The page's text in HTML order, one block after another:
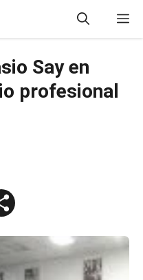
Say en
profesional